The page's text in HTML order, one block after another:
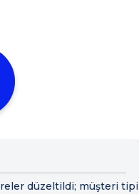
düzeltildi; müşteri